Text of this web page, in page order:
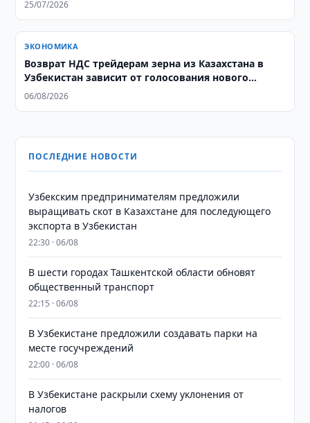
25/07/2026
ЭКОНОМИКА
Возврат НДС трейдерам зерна из Казахстана в
Узбекистан зависит от голосования нового
парламента
06/08/2026
ПОСЛЕДНИЕ НОВОСТИ
Узбекским предпринимателям предложили
выращивать скот в Казахстане для последующего
экспорта в Узбекистан
22:30 · 06/08
В шести городах Ташкентской области обновят
общественный транспорт
22:15 · 06/08
В Узбекистане предложили создавать парки на
месте госучреждений
22:00 · 06/08
В Узбекистане раскрыли схему уклонения от
налогов